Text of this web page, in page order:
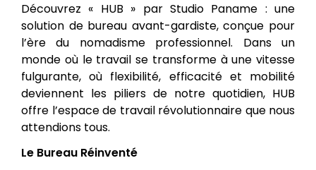
Découvrez « HUB » par Studio Paname : une
solution de bureau avant-gardiste, conçue pour
l’ère du nomadisme professionnel. Dans un
monde où le travail se transforme à une vitesse
fulgurante, où flexibilité, efficacité et mobilité
deviennent les piliers de notre quotidien, HUB
offre l’espace de travail révolutionnaire que nous
attendions tous.
Le Bureau Réinventé